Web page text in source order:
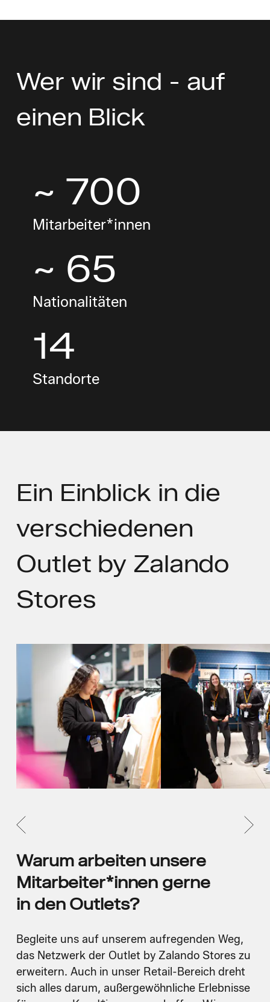
Wer wir sind - auf
einen Blick
~ 700
Mitarbeiter*innen
~ 65
Nationalitäten
14
Standorte
Ein Einblick in die
verschiedenen
Outlet by Zalando
Stores
Warum arbeiten unsere
Mitarbeiter*innen gerne
in den Outlets?
Begleite uns auf unserem aufregenden Weg,
das Netzwerk der Outlet by Zalando Stores zu
erweitern. Auch in unser Retail-Bereich dreht
sich alles darum, außergewöhnliche Erlebnisse